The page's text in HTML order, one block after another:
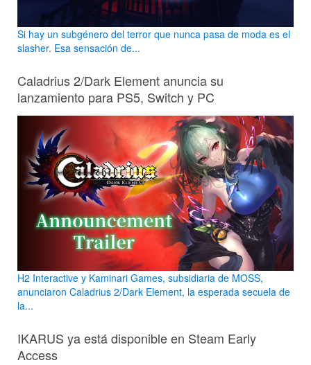
Si hay un subgénero del terror que nunca pasa de moda es el
slasher. Esa sensación de...
Caladrius 2/Dark Element anuncia su
lanzamiento para PS5, Switch y PC
H2 Interactive y Kaminari Games, subsidiaria de MOSS,
anunciaron Caladrius 2/Dark Element, la esperada secuela de
la...
IKARUS ya está disponible en Steam Early
Access